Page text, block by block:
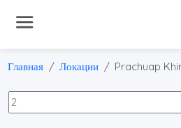
Главная Локации Prachuap